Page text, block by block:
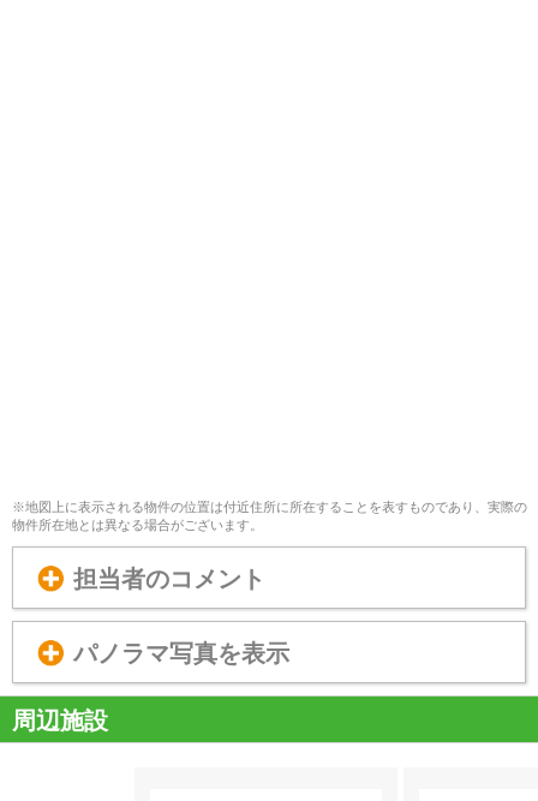
※地図上に表示される物件の位置は付近住所に所在することを表すものであり、実際の
物件所在地とは異なる場合がございます。
担当者のコメント
パノラマ写真を表示
周辺施設